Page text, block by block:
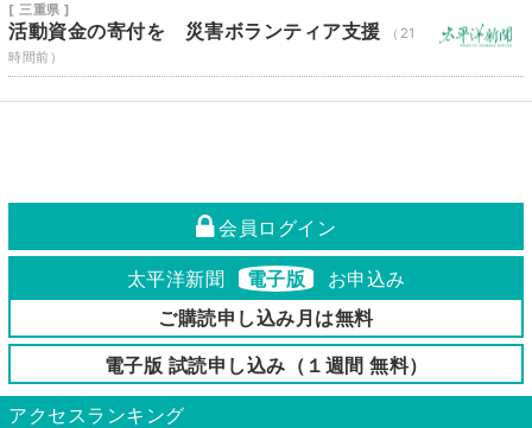
[ 三重県 ]
活動資金の寄付を 災害ボランティア支援
（21
時間前）
会員ログイン
太平洋新聞 電子版
お申込み
ご購読申し込み月は無料
電子版 試読申し込み（１週間 無料）
アクセスランキング